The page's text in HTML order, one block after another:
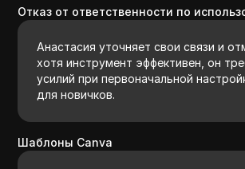
Отказ от ответственности по
Анастасия уточняет свои связи и
хотя инструмент эффективен, он
усилий при первоначальной
для новичков.
Шаблоны Canva